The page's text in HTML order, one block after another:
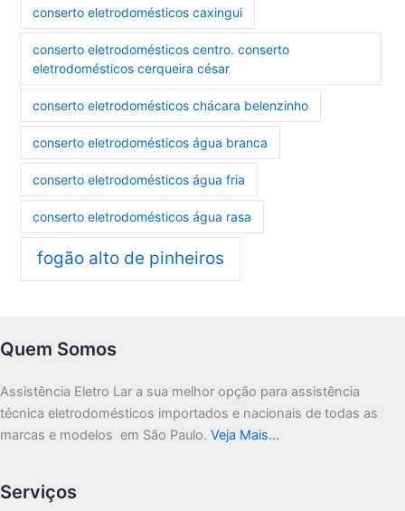
conserto eletrodomésticos caxingui
conserto eletrodomésticos centro. conserto
eletrodomésticos cerqueira césar
conserto eletrodomésticos chácara belenzinho
conserto eletrodomésticos água branca
conserto eletrodomésticos água fria
conserto eletrodomésticos água rasa
fogão alto de pinheiros
Quem Somos
Assistência Eletro Lar a sua melhor opção para assistência
técnica eletrodomésticos importados e nacionais de todas as
marcas e modelos em São Paulo. Veja Mais…
Serviços